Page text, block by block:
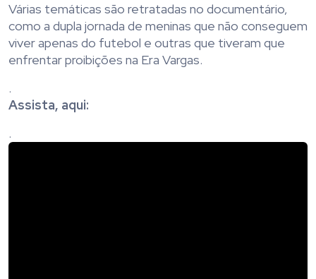
Várias temáticas são retratadas no documentário,
como a dupla jornada de meninas que não conseguem
viver apenas do futebol e outras que tiveram que
enfrentar proibições na Era Vargas.
.
Assista, aqui:
.